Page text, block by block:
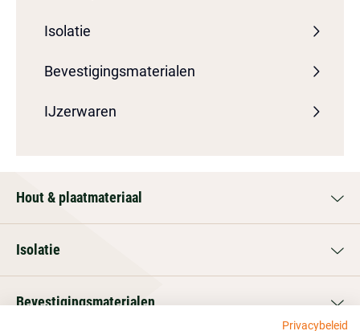
Isolatie
Bevestigingsmaterialen
IJzerwaren
Hout & plaatmateriaal
Isolatie
Bevestigingsmaterialen
Privacybeleid